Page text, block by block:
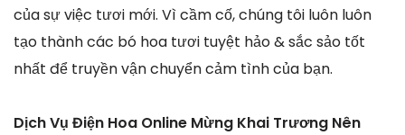
của sự việc tươi mới. Vì cầm cố, chúng tôi luôn luôn
tạo thành các bó hoa tươi tuyệt hảo & sắc sảo tốt
nhất để truyền vận chuyển cảm tình của bạn.
Dịch Vụ Điện Hoa Online Mừng Khai Trương Nên